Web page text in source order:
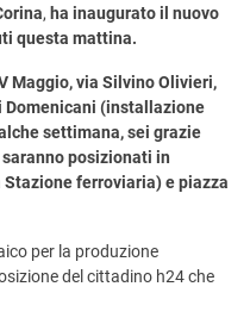
, ha inaugurato il nuovo
questa mattina.
Maggio, via Silvino Olivieri,
Domenicani (installazione
settimana, sei grazie
posizionati in
ferroviaria) e piazza
per la produzione
del cittadino h24 che